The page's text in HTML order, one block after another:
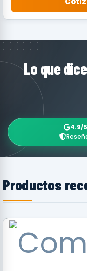
Lo que
4.9/5
Productos
RECOMENDADO